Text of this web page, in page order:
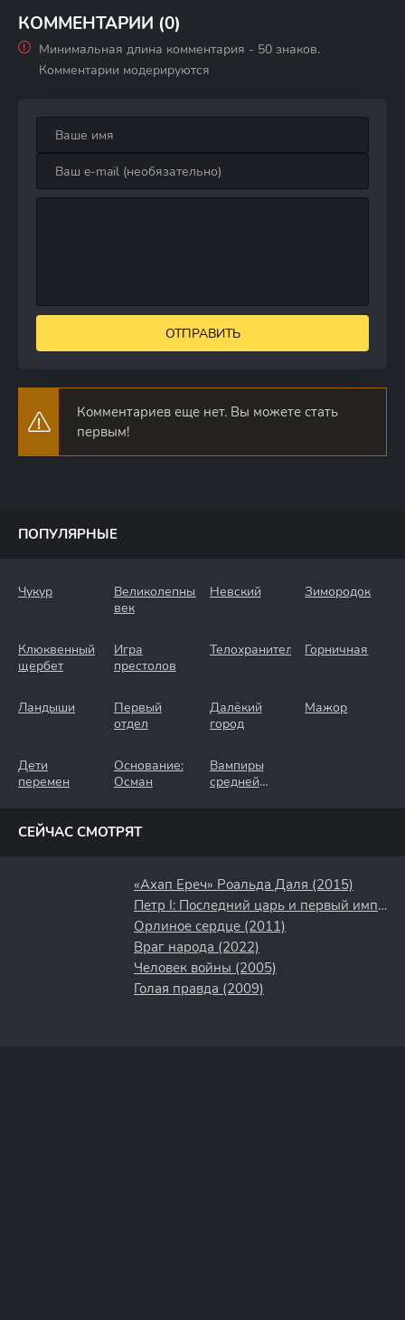
КОММЕНТАРИИ (0)
Минимальная длина комментария - 50 знаков.
Комментарии модерируются
ОТПРАВИТЬ
Комментариев еще нет. Вы можете стать
первым!
ПОПУЛЯРНЫЕ
Чукур
Великолепный
век
Невский Зимородок
Клюквенный
щербет
Игра
престолов
Телохранители Горничная
Ландыши
Первый
отдел
Далёкий
город
Мажор
Дети
перемен
Основание:
Осман
Вампиры
средней
СЕЙЧАС СМОТРЯТ
«Ахап Ереч» Роальда Даля (2015)
Петр I: Последний царь и первый император (2022)
Орлиное сердце (2011)
Враг народа (2022)
Человек войны (2005)
Голая правда (2009)